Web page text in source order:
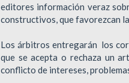
editores información veraz
constructivos, que favorezcan
Los árbitros entregarán los
que se acepta o rechaza un
conflicto de intereses,